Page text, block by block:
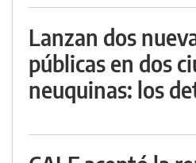
Lanzan dos
públicas en dos
neuquinas: los